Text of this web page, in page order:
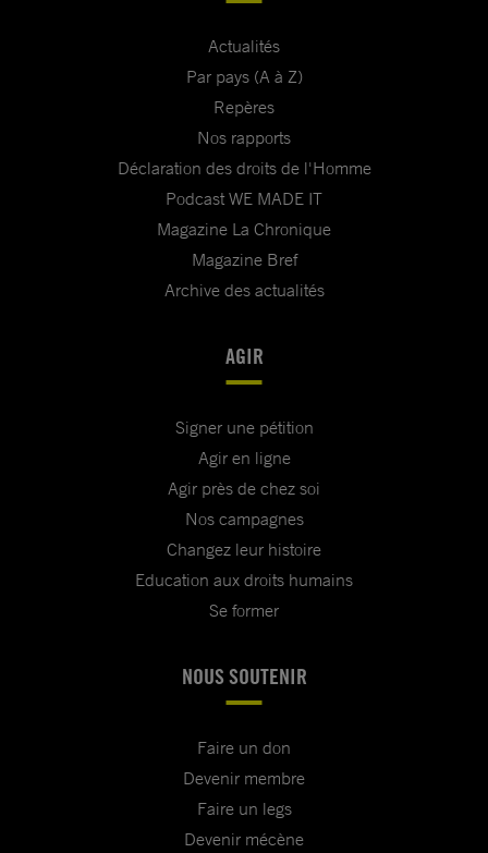
Actualités
Par pays (A à Z)
Repères
Nos rapports
Déclaration des droits de l'Homme
Podcast WE MADE IT
Magazine La Chronique
Magazine Bref
Archive des actualités
AGIR
Signer une pétition
Agir en ligne
Agir près de chez soi
Nos campagnes
Changez leur histoire
Education aux droits humains
Se former
NOUS SOUTENIR
Faire un don
Devenir membre
Faire un legs
Devenir mécène